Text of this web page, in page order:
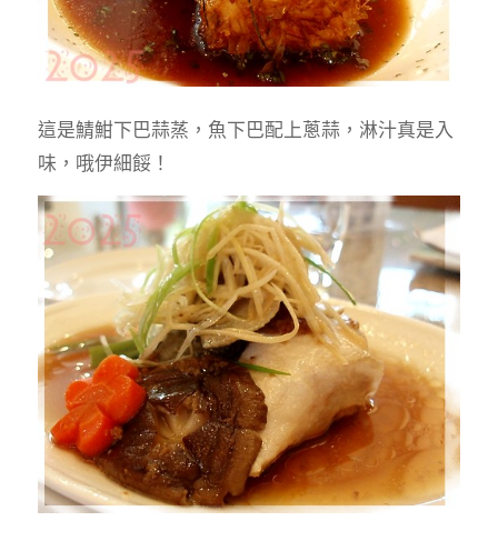
這是鯖魽下巴蒜蒸，魚下巴配上蔥蒜，淋汁真是入
味，哦伊細餒！